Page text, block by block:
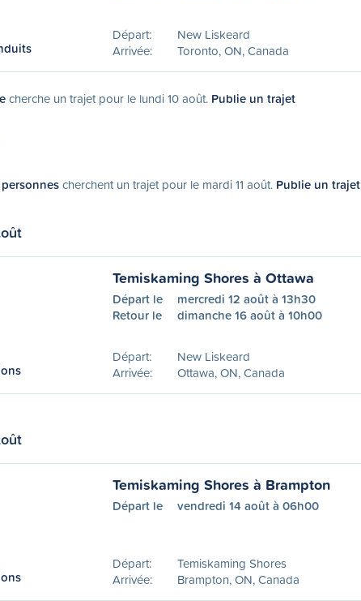
Départ:
New Liskeard
Arrivée:
Toronto, ON, Canada
cherche un trajet pour le lundi 10 août. Publie un trajet
cherchent un trajet pour le mardi 11 août. Publie un trajet
Temiskaming Shores à Ottawa
Départ le
mercredi 12 août à 13h30
Retour le
dimanche 16 août à 10h00
Départ:
New Liskeard
Arrivée:
Ottawa, ON, Canada
Temiskaming Shores à Brampton
Départ le vendredi 14 août à 06h00
Départ:
Temiskaming Shores
Arrivée:
Brampton, ON, Canada